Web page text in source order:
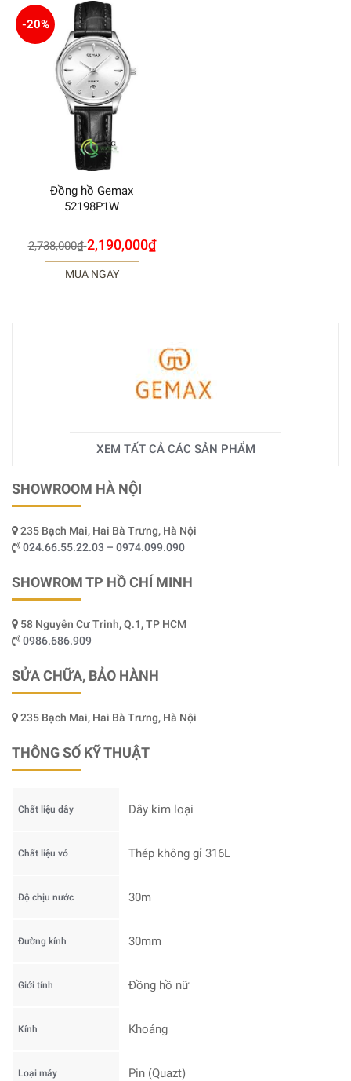
-20%
Đồng hồ Gemax
52198P1W
2,738,000₫ 2,190,000₫
MUA NGAY
XEM TẤT CẢ CÁC SẢN PHẨM
SHOWROOM HÀ NỘI
235 Bạch Mai, Hai Bà Trưng, Hà Nội
024.66.55.22.03 – 0974.099.090
SHOWROM TP HỒ CHÍ MINH
58 Nguyễn Cư Trinh, Q.1, TP HCM
0986.686.909
SỬA CHỮA, BẢO HÀNH
235 Bạch Mai, Hai Bà Trưng, Hà Nội
THÔNG SỐ KỸ THUẬT
Chất liệu dây Dây kim loại
Chất liệu vỏ Thép không gỉ 316L
Độ chịu nước 30m
Đường kính 30mm
Giới tính Đồng hồ nữ
Kính Khoáng
Loại máy Pin (Quazt)